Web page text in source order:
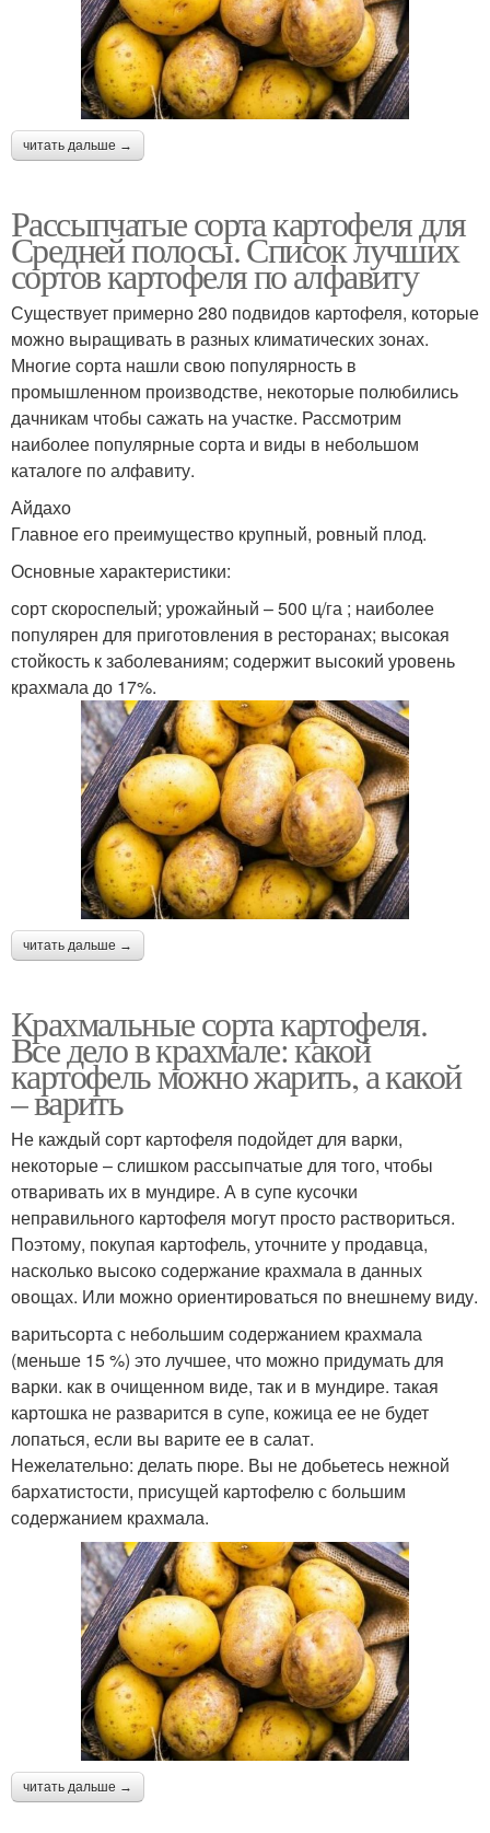
читать дальше →
Рассыпчатые сорта картофеля для
Средней полосы. Список лучших
сортов картофеля по алфавиту
Существует примерно 280 подвидов картофеля, которые
можно выращивать в разных климатических зонах.
Многие сорта нашли свою популярность в
промышленном производстве, некоторые полюбились
дачникам чтобы сажать на участке. Рассмотрим
наиболее популярные сорта и виды в небольшом
каталоге по алфавиту.
Айдахо
Главное его преимущество крупный, ровный плод.
Основные характеристики:
сорт скороспелый; урожайный – 500 ц/га ; наиболее
популярен для приготовления в ресторанах; высокая
стойкость к заболеваниям; содержит высокий уровень
крахмала до 17%.
читать дальше →
Крахмальные сорта картофеля.
Все дело в крахмале: какой
картофель можно жарить, а какой
– варить
Не каждый сорт картофеля подойдет для варки,
некоторые – слишком рассыпчатые для того, чтобы
отваривать их в мундире. А в супе кусочки
неправильного картофеля могут просто раствориться.
Поэтому, покупая картофель, уточните у продавца,
насколько высоко содержание крахмала в данных
овощах. Или можно ориентироваться по внешнему виду.
варитьсорта с небольшим содержанием крахмала
(меньше 15 %) это лучшее, что можно придумать для
варки. как в очищенном виде, так и в мундире. такая
картошка не разварится в супе, кожица ее не будет
лопаться, если вы варите ее в салат.
Нежелательно: делать пюре. Вы не добьетесь нежной
бархатистости, присущей картофелю с большим
содержанием крахмала.
читать дальше →